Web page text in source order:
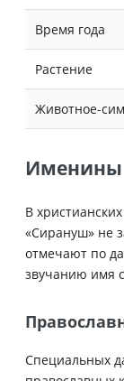
Время года
Растение
Животное-
Именины
В
«Сирануш» не
отмечают по
звучанию имя
Специальных